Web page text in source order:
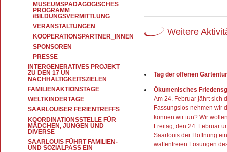
Weitere
Tag der offenen
Ökumenisches
Am 24. Februar jährt sich
Fassungslos nehmen wir
können wir tun? Wir
Freitag, den 24. Februar
Saarlouis der Hoffnung
waffenfreien Lösungen
MUSEUMSPÄDAGOGISCHES
PROGRAMM
/BILDUNGSVERMITTLUNG
VERANSTALTUNGEN
KOOPERATIONSPARTNER_INNEN
SPONSOREN
PRESSE
INTERGENERATIVES PROJEKT
ZU DEN 17 UN
NACHHALTIGKEITSZIELEN
FAMILIENAKTIONSTAGE
WELTKINDERTAGE
SAARLOUISER FERIENTREFFS
KOORDINATIONSSTELLE FÜR
MÄDCHEN, JUNGEN UND
DIVERSE
SAARLOUIS FÜHRT FAMILIEN-
UND SOZIALPASS EIN